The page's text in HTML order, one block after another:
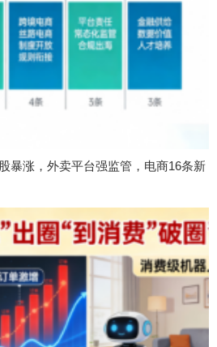
暴涨，外卖平台强监管，电商16条新